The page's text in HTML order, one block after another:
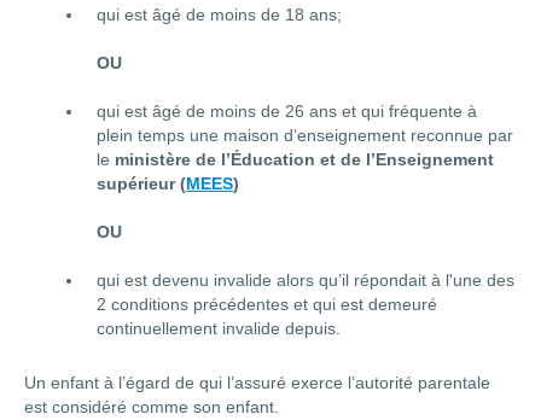
qui est âgé de moins de 18 ans;
OU
qui est âgé de moins de 26 ans et qui fréquente à
plein temps une maison d’enseignement reconnue par
le ministère de l’Éducation et de l’Enseignement
supérieur (MEES)
OU
qui est devenu invalide alors qu’il répondait à l'une des
2 conditions précédentes et qui est demeuré
continuellement invalide depuis.
Un enfant à l’égard de qui l’assuré exerce l’autorité parentale
est considéré comme son enfant.